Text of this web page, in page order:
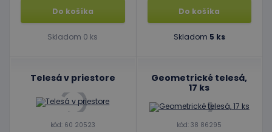
Do košíka
Skladom 0 ks
Do košíka
Skladom 5 ks
Telesá v priestore
kód: 60 20523
Geometrické telesá,
17 ks
kód: 38 86295